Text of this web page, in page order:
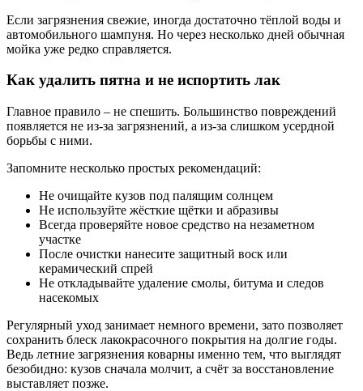
Если загрязнения свежие, иногда достаточно тёплой воды и
автомобильного шампуня. Но через несколько дней обычная
мойка уже редко справляется.
Как удалить пятна и не испортить лак
Главное правило – не спешить. Большинство повреждений
появляется не из-за загрязнений, а из-за слишком усердной
борьбы с ними.
Запомните несколько простых рекомендаций:
Не очищайте кузов под палящим солнцем
Не используйте жёсткие щётки и абразивы
Всегда проверяйте новое средство на незаметном
участке
После очистки нанесите защитный воск или
керамический спрей
Не откладывайте удаление смолы, битума и следов
насекомых
Регулярный уход занимает немного времени, зато позволяет
сохранить блеск лакокрасочного покрытия на долгие годы.
Ведь летние загрязнения коварны именно тем, что выглядят
безобидно: кузов сначала молчит, а счёт за восстановление
выставляет позже.